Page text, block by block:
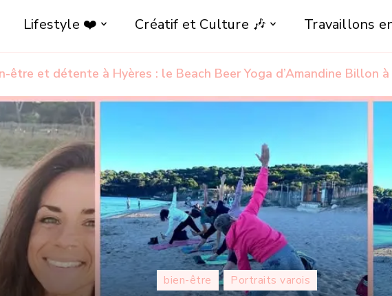
Lifestyle ❤️ Créatif et Culture 🎶 Travaillons
être et détente à Hyères : le Beach Beer Yoga d’Amandine Billon
bien-être Portraits varois